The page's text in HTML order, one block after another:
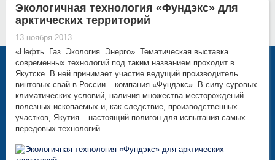
Экологичная технология «Фундэкс» для
арктических территорий
13 ноября 2013
«Нефть. Газ. Экология. Энерго». Тематическая выставка
современных технологий под таким названием проходит в
Якутске. В ней принимает участие ведущий производитель
винтовых свай в России – компания «Фундэкс». В силу суровых
климатических условий, наличия множества месторождений
полезных ископаемых и, как следствие, производственных
участков, Якутия – настоящий полигон для испытания самых
передовых технологий.